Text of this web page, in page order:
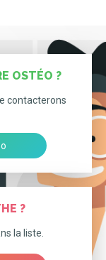
OSTÉO ?
contacterons
?
la liste.